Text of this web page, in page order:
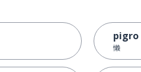
pigro
懒